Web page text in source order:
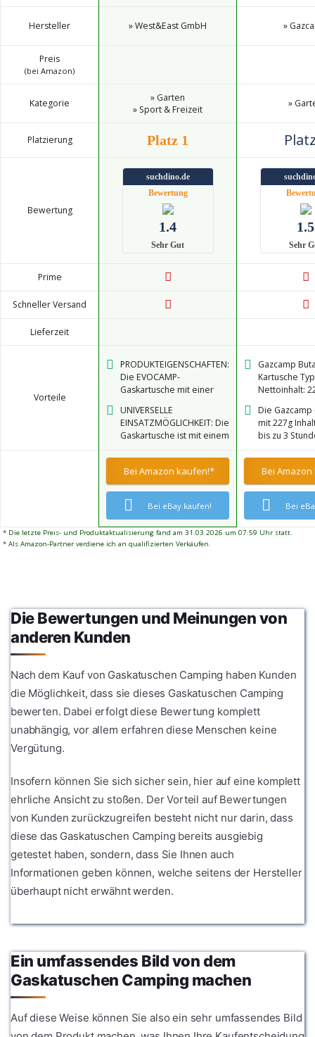
Hersteller » West&East GmbH »
Preis
(bei Amazon)
Kategorie
» Garten
» Sport & Freizeit
»
Platzierung Platz 1
Bewertung
suchdino.de
Bewertung
1.4
Sehr Gut
1.5
Sehr
Prime
Schneller Versand
Lieferzeit
Vorteile
PRODUKTEIGENSCHAFTEN:
Die EVOCAMP-
Gaskartusche mit einer
ml) besteht aus einer
Gasmischung, die zu 80%
aus Butan und zu 20% aus
eine universelle
Gasmischung, die für
warme und kalte
Wetterbedingungen
Schraubkartusche hat
einen Durchmesser von
UNIVERSELLE
EINSATZMÖGLICHKEIT: Die
Gaskartusche ist mit einem
ausgestattet, das für alle
Brenner oder
Campingkocher mit
Gewindeanschluss nach
EN 417 geeignet ist. Die
Gaskartuschen können
zum Beispiel verwendet
werden für: Lötlampe,
Kartusche passt nicht in
den Haltekorb des
Weber-Grills, kann aber
Gazcamp
Kartusche
Nettoinhalt:
Gefahrgut:
Klasse 2;
Die Gazcamp
mit 227g
bis zu 3
Die
nach Modell
Ihrer
Bei Amazon kaufen!*
Bei eBay kaufen!
Bei
Bei
* Die letzte Preis- und Produktaktualisierung fand am 31.03.2026 um 07:59 Uhr statt.
* Als Amazon-Partner verdiene ich an qualifizierten Verkäufen.
Die Bewertungen und Meinungen von
anderen Kunden
Nach dem Kauf von Gaskatuschen Camping haben Kunden
die Möglichkeit, dass sie dieses Gaskatuschen Camping
bewerten. Dabei erfolgt diese Bewertung komplett
unabhängig, vor allem erfahren diese Menschen keine
Vergütung.
Insofern können Sie sich sicher sein, hier auf eine komplett
ehrliche Ansicht zu stoßen. Der Vorteil auf Bewertungen
von Kunden zurückzugreifen besteht nicht nur darin, dass
diese das Gaskatuschen Camping bereits ausgiebig
getestet haben, sondern, dass Sie Ihnen auch
Informationen geben können, welche seitens der Hersteller
überhaupt nicht erwähnt werden.
Ein umfassendes Bild von dem
Gaskatuschen Camping machen
Auf diese Weise können Sie also ein sehr umfassendes Bild